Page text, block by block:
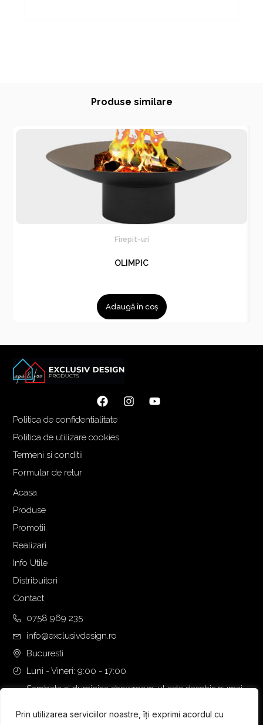
Prin utilizarea serviciilor noastre, îți exprimi acordul cu
Produse similare
Firepit-uri
OLIMPIC
Adaugă în coș
Politica de confidentialitate
Politica de utilizare cookies
Termeni si conditii
Formular de retur
Acasa
Produse
Promotii
Realizari
Info Utile
Distribuitori
Contact
0758 969 235
info@exclusivdesign.ro
Bucuresti
Luni - Vineri: 9:00 - 17:00
Sambata si duminica showroom-ul este deschis numai